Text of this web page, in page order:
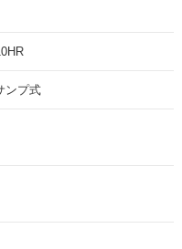
ンプ式